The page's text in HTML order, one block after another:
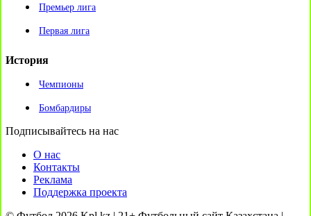
Премьер лига
Первая лига
История
Чемпионы
Бомбардиры
Подписывайтесь на нас
О нас
Контакты
Реклама
Поддержка проекта